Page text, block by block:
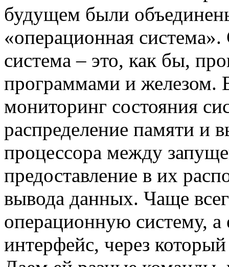
будущем были
«операционная
система – это, как бы,
программами и железом.
мониторинг состояния
распределение памяти и
процессора между
предоставление в их
вывода данных. Чаще
операционную систему, а
интерфейс, через